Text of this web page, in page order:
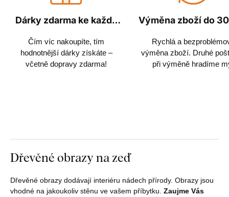
Dárky zdarma ke každé
Čím víc nakoupíte, tím
hodnotnější dárky získáte –
včetně dopravy zdarma!
Výměna zboží do
Rychlá a
výměna zboží. Druhé
při výměně hradíme
Dřevěné obrazy na zeď
Dřevěné obrazy dodávají interiéru nádech přírody. Obrazy jsou
vhodné na jakoukoliv stěnu ve vašem příbytku. Zaujme Vás